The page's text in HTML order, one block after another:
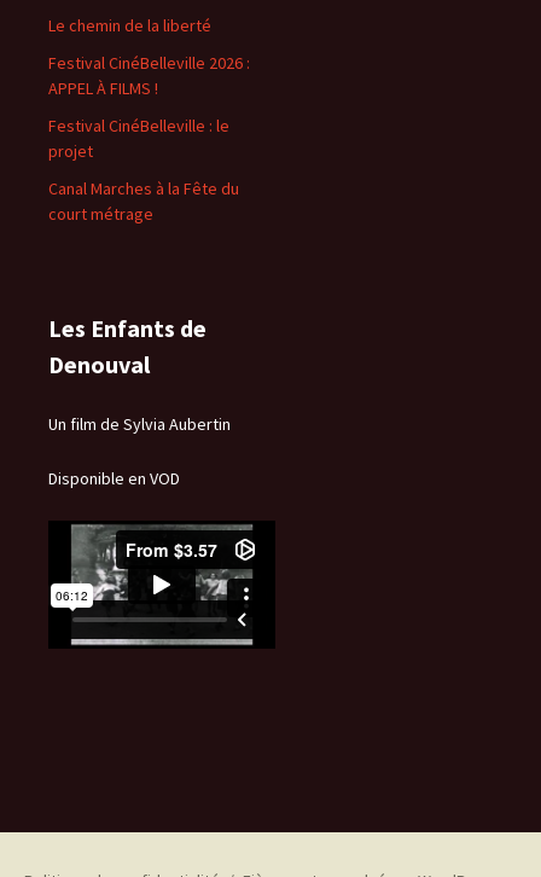
Le chemin de la liberté
Festival CinéBelleville 2026 :
APPEL À FILMS !
Festival CinéBelleville : le
projet
Canal Marches à la Fête du
court métrage
Les Enfants de
Denouval
Un film de Sylvia Aubertin
Disponible en VOD